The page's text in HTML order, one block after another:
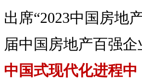
出席“2023中国房地
届中国房地产百强
中国式现代化进程